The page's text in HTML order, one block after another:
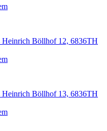
Heinrich Böllhof 12, 6836TH
Heinrich Böllhof 13, 6836TH